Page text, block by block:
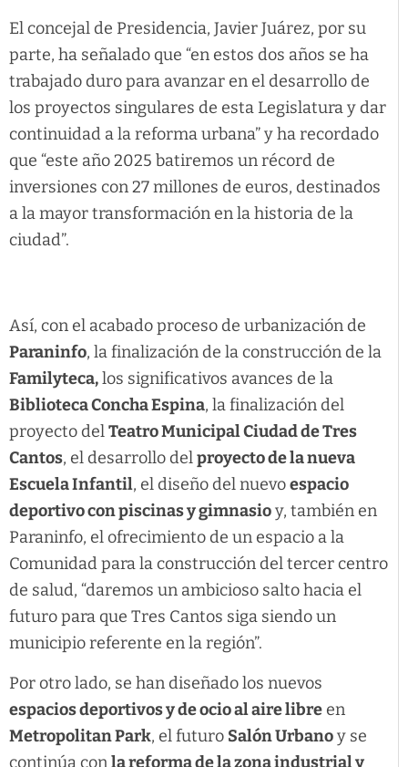
El concejal de Presidencia, Javier Juárez, por su
parte, ha señalado que “en estos dos años se ha
trabajado duro para avanzar en el desarrollo de
los proyectos singulares de esta Legislatura y dar
continuidad a la reforma urbana” y ha recordado
que “este año 2025 batiremos un récord de
inversiones con 27 millones de euros, destinados
a la mayor transformación en la historia de la
ciudad”.
Así, con el acabado proceso de urbanización de
Paraninfo, la finalización de la construcción de la
Familyteca,los significativos avances de la
Biblioteca Concha Espina, la finalización del
proyecto delTeatro Municipal Ciudad de Tres
Cantos, el desarrollo delproyecto de la nueva
Escuela Infantil, el diseño del nuevoespacio
deportivo con piscinas y gimnasioy, también en
Paraninfo, el ofrecimiento de un espacio a la
Comunidad para la construcción del tercer centro
de salud, “daremos un ambicioso salto hacia el
futuro para que Tres Cantos siga siendo un
municipio referente en la región”.
Por otro lado, se han diseñado los nuevos
espacios deportivos y de ocio al aire libre en
Metropolitan Park, el futuro Salón Urbanoy se
continúa conla reforma de la zona industrial y